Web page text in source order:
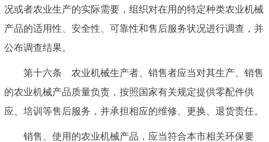
况或者农业生产的实际需要，组织对在用的特定种类农业机械
产品的适用性、安全性、可靠性和售后服务状况进行调查，并
公布调查结果。
第十六条 农业机械生产者、销售者应当对其生产、销售
的农业机械产品质量负责，按照国家有关规定提供零配件供
应、培训等售后服务，并承担相应的维修、更换、退货责任。
销售、使用的农业机械产品，应当符合本市相关环保要